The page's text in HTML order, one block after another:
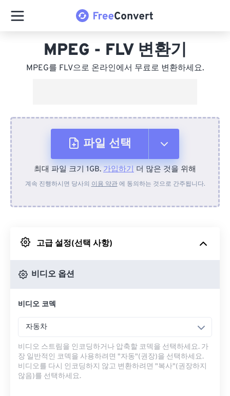
MPEG - FLV 변환기
MPEG를 FLV으로 온라인에서 무료로 변환하세요.
파일 선택
장치에서
Google 드라이브에서
최대 파일 크기 1GB. 가입하기 더 많은 것을 위해
계속 진행하시면 당사의 이용 약관에 동의하는 것으로 간주됩니다.
고급 설정(선택 사항)
비디오 옵션
비디오 코덱
자동차
비디오 스트림을 인코딩하거나 압축할 코덱을 선택하세요. 가
장 일반적인 코덱을 사용하려면 "자동"(권장)을 선택하세요.
비디오를 다시 인코딩하지 않고 변환하려면 "복사"(권장하지
않음)를 선택하세요.